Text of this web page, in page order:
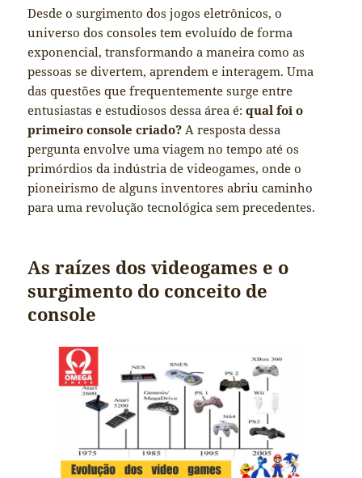
Desde o surgimento dos jogos eletrônicos, o
universo dos consoles tem evoluído de forma
exponencial, transformando a maneira como as
pessoas se divertem, aprendem e interagem. Uma
das questões que frequentemente surge entre
entusiastas e estudiosos dessa área é:qual foi o
primeiro console criado? A resposta dessa
pergunta envolve uma viagem no tempo até os
primórdios da indústria de videogames, onde o
pioneirismo de alguns inventores abriu caminho
para uma revolução tecnológica sem precedentes.
As raízes dos videogames e o
surgimento do conceito de
console